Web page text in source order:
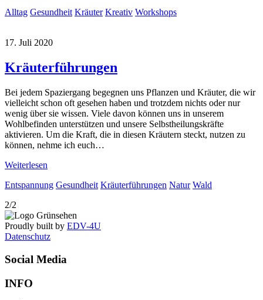
Alltag Gesundheit Kräuter Kreativ Workshops
17. Juli 2020
Kräuterführungen
Bei jedem Spaziergang begegnen uns Pflanzen und Kräuter, die wir
vielleicht schon oft gesehen haben und trotzdem nichts oder nur
wenig über sie wissen. Viele davon können uns in unserem
Wohlbefinden unterstützen und unsere Selbstheilungskräfte
aktivieren. Um die Kraft, die in diesen Kräutern steckt, nutzen zu
können, nehme ich euch…
Weiterlesen
Entspannung Gesundheit Kräuterführungen Natur Wald
2/2
Proudly built by EDV-4U
Datenschutz
Social Media
INFO